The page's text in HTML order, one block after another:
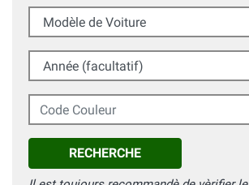
Modèle de Voiture
Année (facultatif)
Code Couleur
RECHERCHE